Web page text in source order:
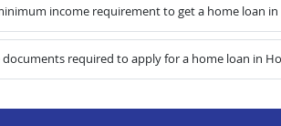
income requirement to get a home loan in
required to apply for a home loan in